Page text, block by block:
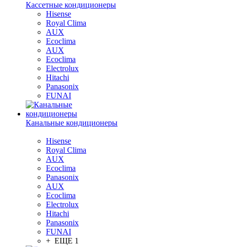
Кассетные кондиционеры
Hisense
Royal Clima
AUX
Ecoclima
AUX
Ecoclima
Electrolux
Hitachi
Panasonix
FUNAI
Канальные кондиционеры
Hisense
Royal Clima
AUX
Ecoclima
Panasonix
AUX
Ecoclima
Electrolux
Hitachi
Panasonix
FUNAI
+ ЕЩЕ 1